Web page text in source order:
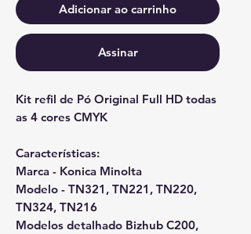
Adicionar ao carrinho
Assinar
Kit refil de Pó Original Full HD todas
as 4 cores CMYK
Características:
Marca - Konica Minolta
Modelo - TN321, TN221, TN220,
TN324, TN216
Modelos detalhado Bizhub C200,